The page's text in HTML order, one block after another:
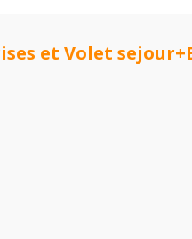
et Volet